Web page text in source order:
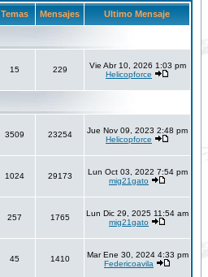
Temas Mensajes Ultimo Mensaje
15 229
Vie Abr 10, 2026 1:03 pm
Helicopforce
3509 23254
Jue Nov 09, 2023 2:48 pm
Helicopforce
1024 29173
Lun Oct 03, 2022 7:54 pm
mig21gato
257 1765
Lun Dic 29, 2025 11:54 am
mig21gato
45 1410
Mar Ene 30, 2024 4:33 pm
Federicoavila